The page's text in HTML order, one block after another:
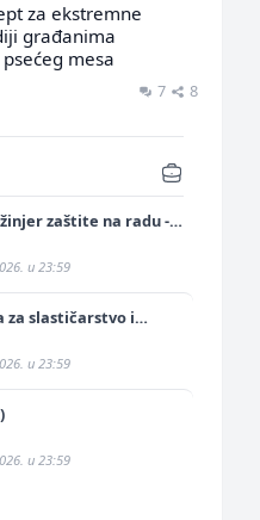
za ekstremne
građanima
mesa
7 8
zaštite na radu -
sigurnosti i pomoći
u 23:59
slastičarstvo i
u 23:59
u 23:59